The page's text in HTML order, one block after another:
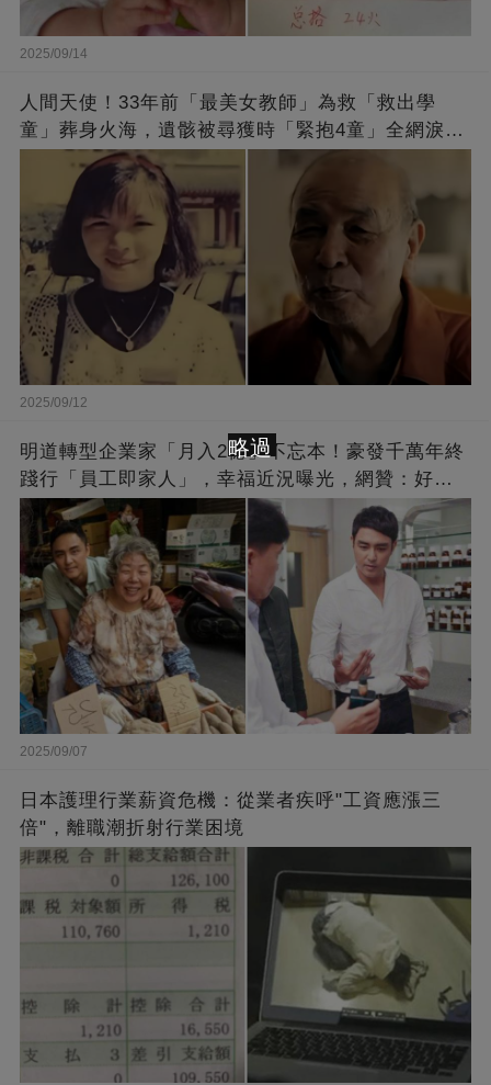
2025/09/14
人間天使！33年前「最美女教師」為救「救出學
童」葬身火海，遺骸被尋獲時「緊抱4童」全網淚
崩：真正的英雄不該被遺忘
2025/09/12
明道轉型企業家「月入2億」不忘本！豪發千萬年終
踐行「員工即家人」，幸福近況曝光，網贊：好老
闆的福報
2025/09/07
日本護理行業薪資危機：從業者疾呼"工資應漲三
倍"，離職潮折射行業困境
略過